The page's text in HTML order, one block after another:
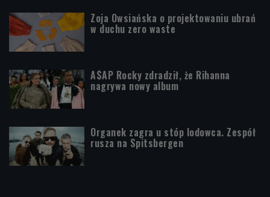
Zoja Owsiańska o projektowaniu ubrań
w duchu zero waste
A$AP Rocky zdradził, że Rihanna
nagrywa nowy album
Organek zagra u stóp lodowca. Zespół
rusza na Spitsbergen